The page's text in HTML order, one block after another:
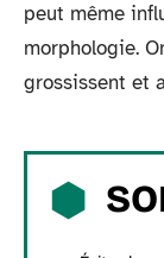
peut même
morphologie.
grossissent et